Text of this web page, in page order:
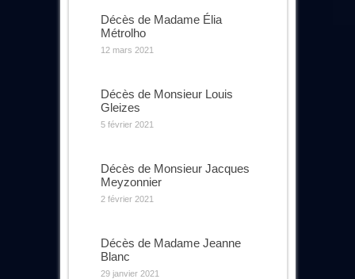
Décès de Madame Élia
Métrolho
12 mars 2021
Décès de Monsieur Louis
Gleizes
5 février 2021
Décès de Monsieur Jacques
Meyzonnier
2 février 2021
Décès de Madame Jeanne
Blanc
29 janvier 2021